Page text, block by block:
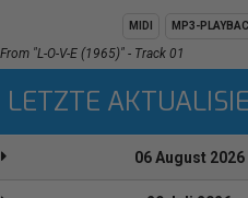
MIDI MP3-
From "L-O-V-E (1965)" - Track 01
LETZTE
06 August 2026